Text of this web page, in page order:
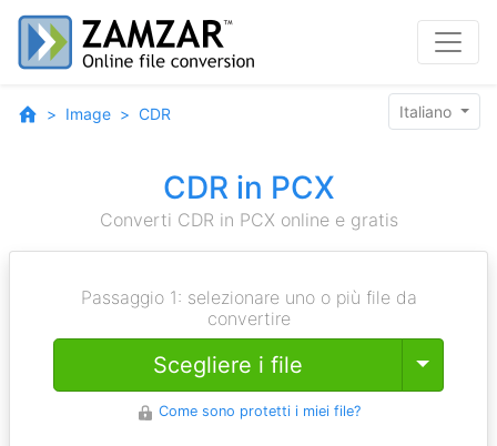
Image CDR Italiano
CDR in PCX
Converti CDR in PCX online e gratis
Passaggio 1: selezionare uno o più file da
convertire
Scegliere i file Toggle
Come sono protetti i miei file?